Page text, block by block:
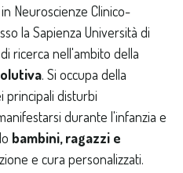
Neuroscienze Clinico-
la Sapienza Università di
ricerca nell'ambito della
. Si occupa della
principali disturbi
durante l'infanzia e
bambini, ragazzi e
e cura personalizzati.